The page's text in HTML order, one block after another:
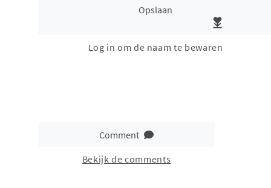
Opslaan
Log in om de naam te bewaren
Comment
Bekijk de comments